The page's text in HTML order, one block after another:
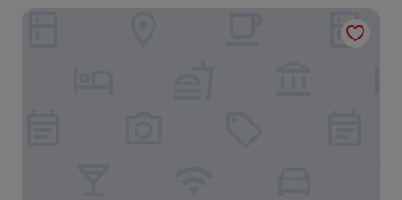
(102